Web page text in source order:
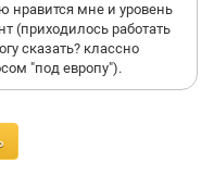
нравится мне и уровень
(приходилось работать
сказать? классно
"под европу").